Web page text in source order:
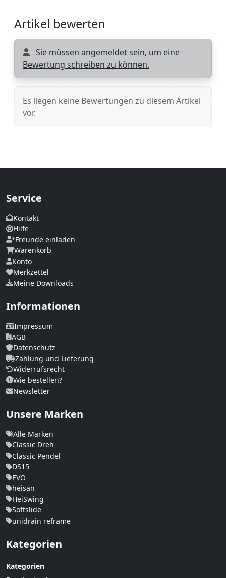
Artikel bewerten
Sie müssen angemeldet sein, um eine
Bewertung schreiben zu können.
Es liegen keine Bewertungen zu diesem Artikel
vor.
Service
Kontakt
Hilfe
Freunde einladen
Warenkorb
Konto
Merkzettel
Meine Downloads
Informationen
Impressum
AGB
Datenschutz
Zahlung und Lieferung
Widerrufsrecht
Wie bestellen?
Newsletter
Unsere Marken
Alle Marken
Classic Dreh
Classic Pendel
DS15
EVO
heisan
HeiSwing
Softslide
unidrain reframe
Kategorien
Kategorien